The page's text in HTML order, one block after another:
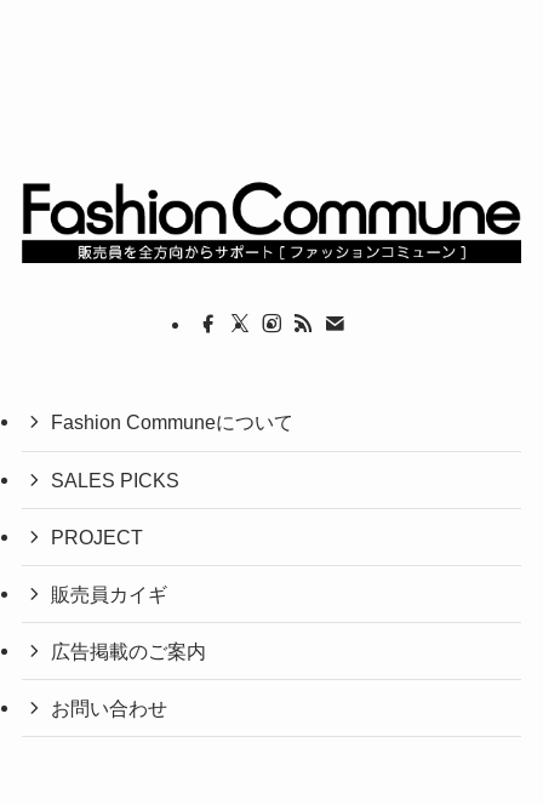
Fashion Communeについて
SALES PICKS
PROJECT
販売員カイギ
広告掲載のご案内
お問い合わせ